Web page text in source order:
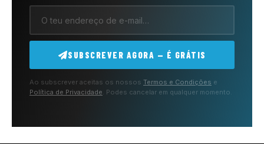
SUBSCREVER AGORA — É GRÁTIS
Ao subscrever aceitas os nossos Termos e Condições e
Política de Privacidade. Podes cancelar em qualquer momento.